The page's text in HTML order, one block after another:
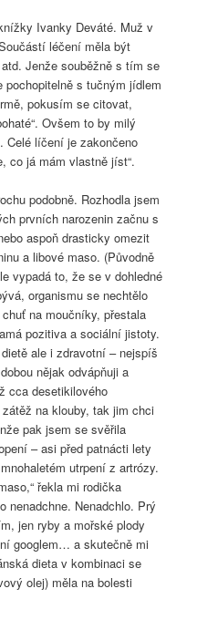
Ivanky Deváté. Muž v
léčení měla být
Jenže souběžně s tím se
pochopitelně s tučným jídlem
pokusím se citovat,
Ovšem to by milý
líčení je zakončeno
co já mám vlastně jíst“.
podobně. Rozhodla jsem
prvních narozenin začnu s
aspoň drasticky omezit
a libové maso. (Původně
vypadá to, že se v dohledné
organismu se nechtělo
na moučníky, přestala
pozitiva a sociální jistoty.
ale i zdravotní – nejspíš
nějak odvápňuji a
cca desetikilového
na klouby, tak jim chci
pak jsem se svěřila
– asi před patnácti lety
utrpení z artrózy.
řekla mi rodička
nenadchne. Nenadchlo. Prý
jen ryby a mořské plody
googlem… a skutečně mi
dieta v kombinaci se
olej) měla na bolesti